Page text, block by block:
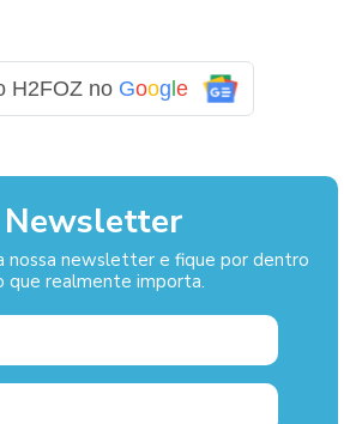
H2FOZ no Goog e
Newsletter
nossa newsletter e fique por dentro
que realmente importa.